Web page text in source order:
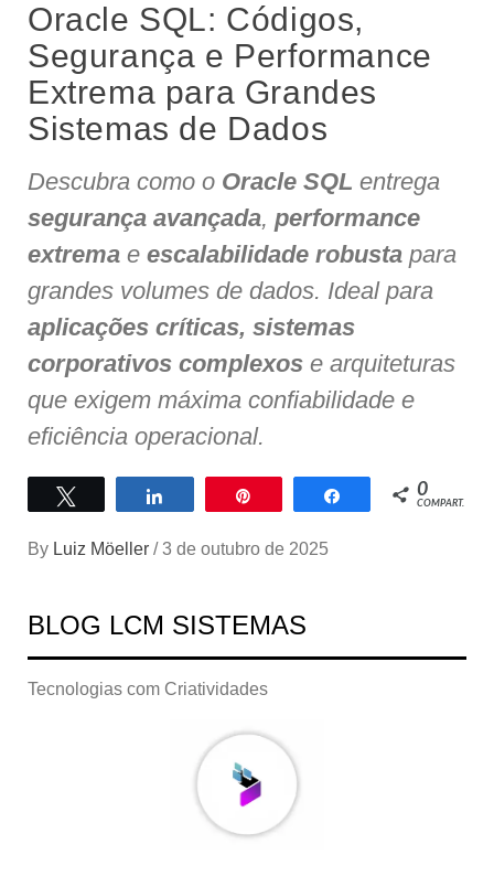
Oracle SQL: Códigos,
Segurança e Performance
Extrema para Grandes
Sistemas de Dados
Descubra como o Oracle SQL entrega
segurança avançada, performance
extrema e escalabilidade robusta para
grandes volumes de dados. Ideal para
aplicações críticas, sistemas
corporativos complexos e arquiteturas
que exigem máxima confiabilidade e
eficiência operacional.
Compartilhar Compartilhar
0
COMPART.
By Luiz Möeller / 3 de outubro de 2025
BLOG LCM SISTEMAS
Tecnologias com Criatividades